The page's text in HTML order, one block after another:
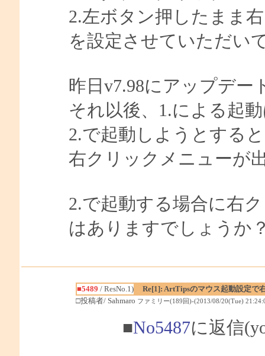
2.左ボタン押したまま
を設定させていただい
昨日v7.98にアップデ
それ以後、1.による起
2.で起動しようとする
右クリックメニューが
2.で起動する場合に右
はありますでしょうか
■5489 / ResNo.1)
Re[1]: ArtTipsのマウス起動設定で
□投稿者/ Sahmaro ファミリー(189回)-(2013/08/20(Tue)
■No5487に返信